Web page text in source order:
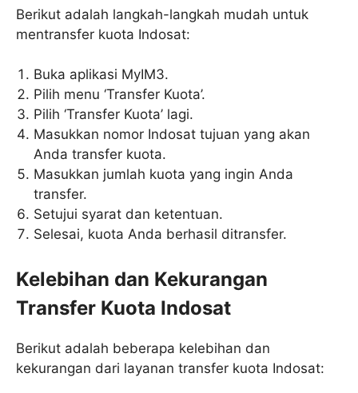
Berikut adalah langkah-langkah mudah untuk
mentransfer kuota Indosat:
Buka aplikasi MyIM3.
Pilih menu ‘Transfer Kuota’.
Pilih ‘Transfer Kuota’ lagi.
Masukkan nomor Indosat tujuan yang akan
Anda transfer kuota.
Masukkan jumlah kuota yang ingin Anda
transfer.
Setujui syarat dan ketentuan.
Selesai, kuota Anda berhasil ditransfer.
Kelebihan dan Kekurangan
Transfer Kuota Indosat
Berikut adalah beberapa kelebihan dan
kekurangan dari layanan transfer kuota Indosat: